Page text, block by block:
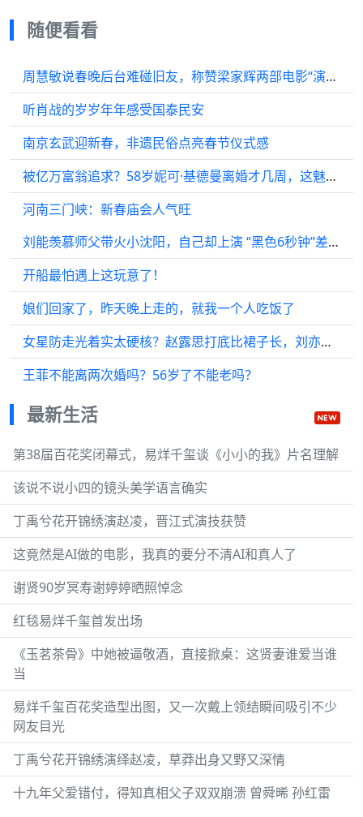
随便看看
周慧敏说春晚后台难碰旧友，称赞梁家辉两部电影“演技棒棒”
听肖战的岁岁年年感受国泰民安
南京玄武迎新春，非遗民俗点亮春节仪式感
被亿万富翁追求？58岁妮可·基德曼离婚才几周，这魅力太狠了
河南三门峡：新春庙会人气旺
刘能羡慕师父带火小沈阳，自己却上演 “黑色6秒钟”差点毁掉恩师春晚作品
开船最怕遇上这玩意了！
娘们回家了，昨天晚上走的，就我一个人吃饭了
女星防走光着实太硬核？赵露思打底比裙子长，刘亦菲又缝又补 ，白鹿
王菲不能离两次婚吗？56岁了不能老吗？
最新生活
第38届百花奖闭幕式，易烊千玺谈《小小的我》片名理解
该说不说小四的镜头美学语言确实
丁禹兮花开锦绣演赵凌，晋江式演技获赞
这竟然是AI做的电影，我真的要分不清AI和真人了
谢贤90岁冥寿谢婷婷晒照悼念
红毯易烊千玺首发出场
《玉茗茶骨》中她被逼敬酒，直接掀桌：这贤妻谁爱当谁
当
易烊千玺百花奖造型出图，又一次戴上领结瞬间吸引不少
网友目光
丁禹兮花开锦绣演绎赵凌，草莽出身又野又深情
十九年父爱错付，得知真相父子双双崩溃 曾舜晞 孙红雷